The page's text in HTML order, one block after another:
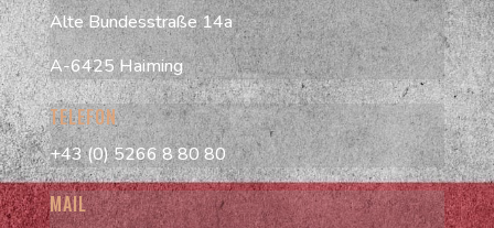
Alte Bundesstraße 14a
A-6425 Haiming
TELEFON
+43 (0) 5266 8 80 80
MAIL